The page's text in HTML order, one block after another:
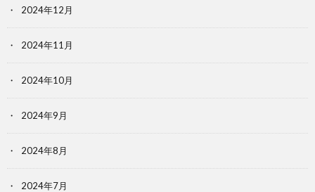
2024年12月
2024年11月
2024年10月
2024年9月
2024年8月
2024年7月